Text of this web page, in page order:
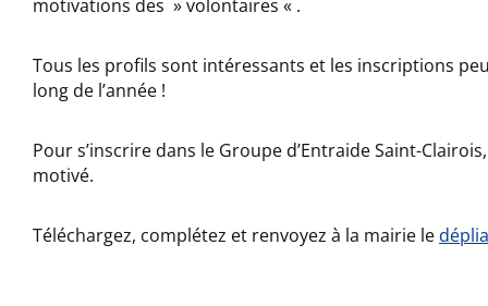
motivations des » volontaires « .
Tous les profils sont intéressants et les inscriptions
long de l’année !
Pour s’inscrire dans le Groupe d’Entraide Saint-
motivé.
Téléchargez, complétez et renvoyez à la mairie le